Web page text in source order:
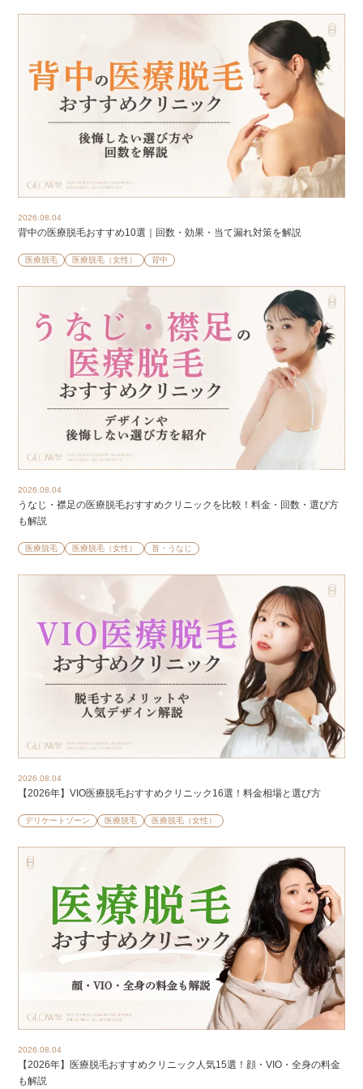
2026.08.04
背中の医療脱毛おすすめ10選｜回数・効果・当て漏れ対策を解説
医療脱毛 医療脱毛（女性） 背中
2026.08.04
うなじ・襟足の医療脱毛おすすめクリニックを比較！料金・回数・選び方
も解説
医療脱毛 医療脱毛（女性） 首・うなじ
2026.08.04
【2026年】VIO医療脱毛おすすめクリニック16選！料金相場と選び方
デリケートゾーン 医療脱毛 医療脱毛（女性）
2026.08.04
【2026年】医療脱毛おすすめクリニック人気15選！顔・VIO・全身の料金
も解説